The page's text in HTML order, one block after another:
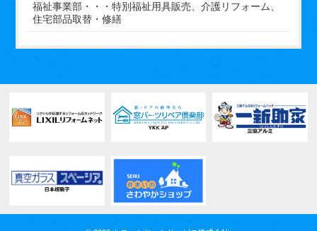
福祉事業部・・・特別福祉用具販売、介護リフォーム、
住宅部品取替・修繕